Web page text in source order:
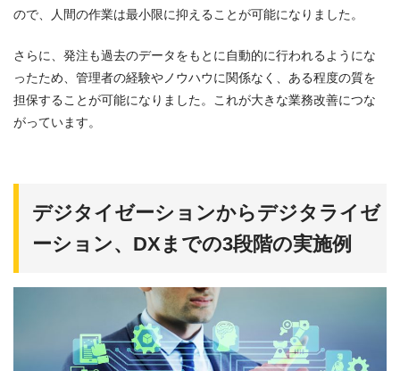
ので、人間の作業は最小限に抑えることが可能になりました。
さらに、発注も過去のデータをもとに自動的に行われるようにな
ったため、管理者の経験やノウハウに関係なく、ある程度の質を
担保することが可能になりました。これが大きな業務改善につな
がっています。
デジタイゼーションからデジタライゼ
ーション、DXまでの3段階の実施例